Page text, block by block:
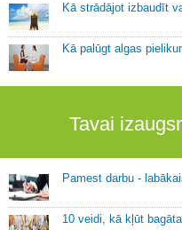
Kā strādājot izbaudīt
Kā palūgt algas
Tavai
Pamest darbu -
10 veidi, kā kļūt